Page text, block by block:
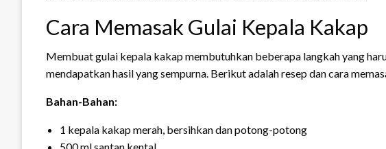
Cara Memasak Gulai Kepala Kakap
Membuat gulai kepala kakap membutuhkan beberapa langkah yang
mendapatkan hasil yang sempurna. Berikut adalah resep dan cara
Bahan-Bahan:
1 kepala kakap merah, bersihkan dan potong-potong